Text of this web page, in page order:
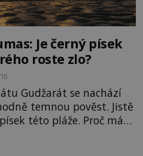
Je černý písek
roste zlo?
Gudžarát se nachází
temnou pověst. Jistě
této pláže. Proč má
jsou
došlo k nevysvětlitelným